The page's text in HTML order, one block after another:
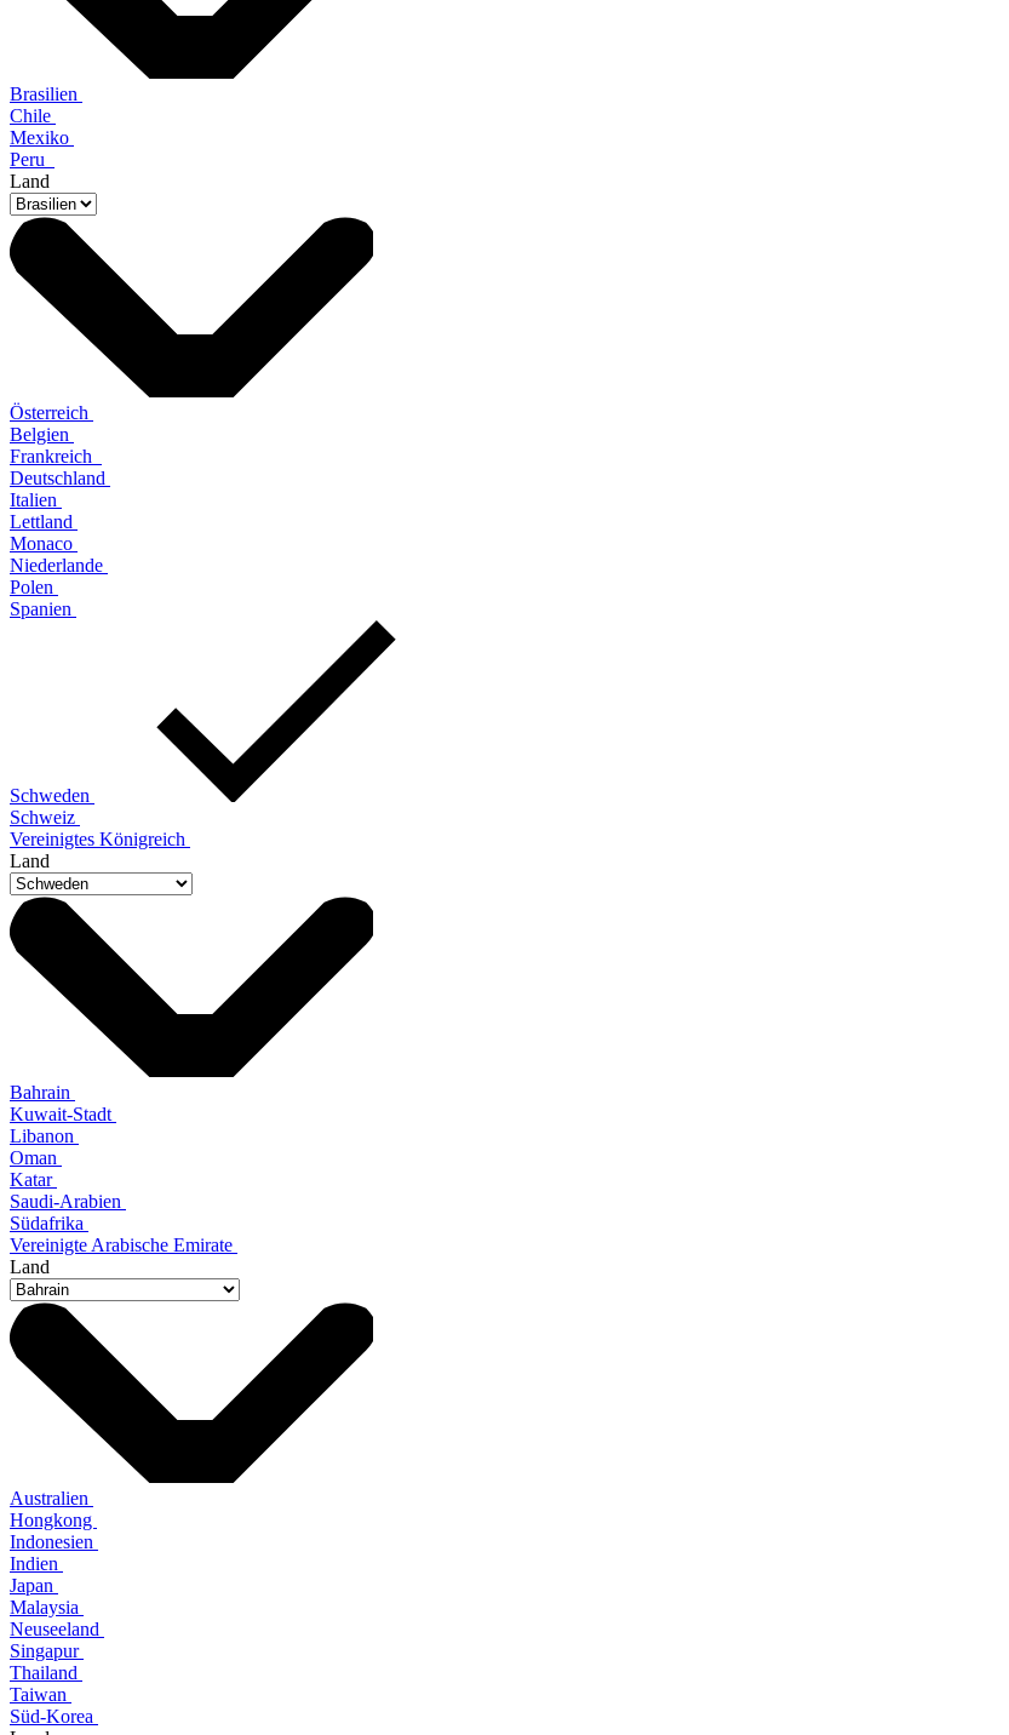
Brasilien
Chile
Mexiko
Peru
Land
Österreich
Belgien
Frankreich
Deutschland
Italien
Lettland
Monaco
Niederlande
Polen
Spanien
Schweden
Schweiz
Vereinigtes Königreich
Land
Bahrain
Kuwait-Stadt
Libanon
Oman
Katar
Saudi-Arabien
Südafrika
Vereinigte Arabische Emirate
Land
Australien
Hongkong
Indonesien
Indien
Japan
Malaysia
Neuseeland
Singapur
Thailand
Taiwan
Süd-Korea